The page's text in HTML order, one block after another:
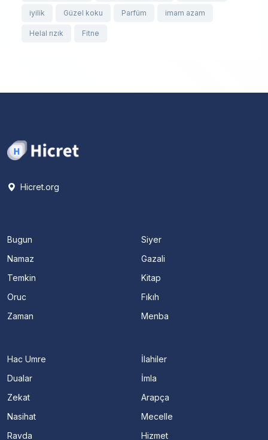
iyilik Güzel koku Parfüm imam azam
Helal rızık Fitne
Hicret.org
Bugun
Namaz
Temkin
Oruc
Zaman
Siyer
Gazali
Kitap
Fıkıh
Menba
Hac Umre
Dualar
Zekat
Nasihat
Ravda
İlahiler
İmla
Arapça
Mecelle
Hizmet